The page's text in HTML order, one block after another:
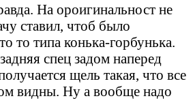
На ороигинальност не
ставил, чтоб было
то типа конька-горбунька.
спец задом наперед
щель такая, что все
видны. Ну а вообще надо